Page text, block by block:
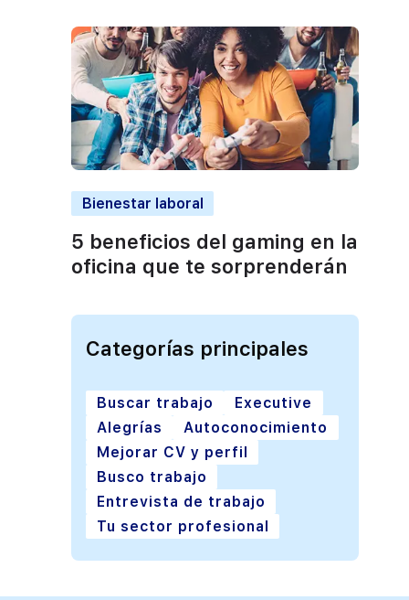
Bienestar laboral
5 beneficios del gaming en la
oficina que te sorprenderán
Categorías principales
Buscar trabajo
Executive
Alegrías
Autoconocimiento
Mejorar CV y perfil
Busco trabajo
Entrevista de trabajo
Tu sector profesional